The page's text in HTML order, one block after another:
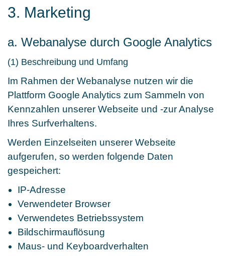
3. Marketing
a. Webanalyse durch Google Analytics
(1) Beschreibung und Umfang
Im Rahmen der Webanalyse nutzen wir die
Plattform Google Analytics zum Sammeln von
Kennzahlen unserer Webseite und -zur Analyse
Ihres Surfverhaltens.
Werden Einzelseiten unserer Webseite
aufgerufen, so werden folgende Daten
gespeichert:
IP-Adresse
Verwendeter Browser
Verwendetes Betriebssystem
Bildschirmauflösung
Maus- und Keyboardverhalten